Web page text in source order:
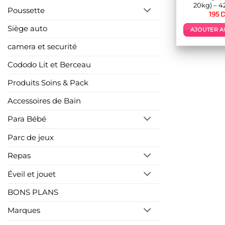
Poussette
Siège auto
camera et securité
Cododo Lit et Berceau
Produits Soins & Pack
Accessoires de Bain
Para Bébé
Parc de jeux
Repas
Éveil et jouet
BONS PLANS
Marques
20kg) –
195
AJOUTER